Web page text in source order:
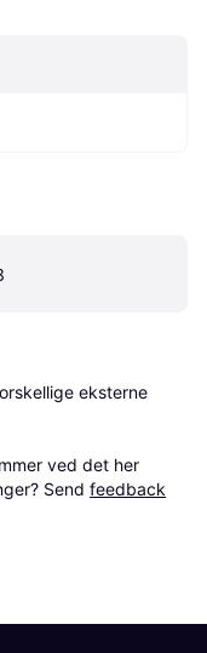
eksterne
ved det her
Send feedback